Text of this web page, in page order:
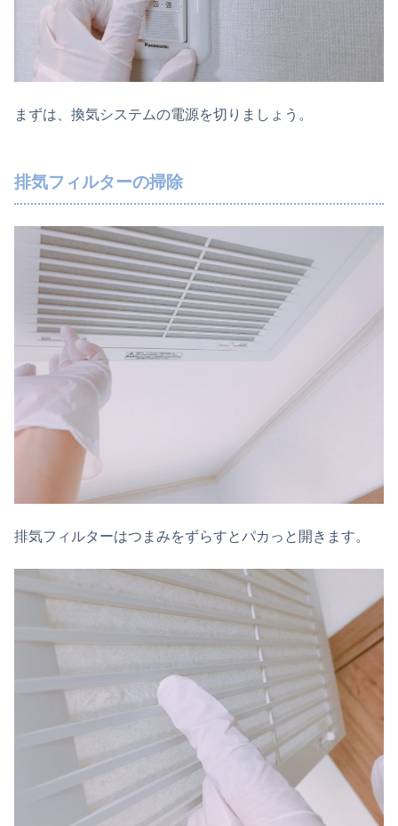
まずは、換気システムの電源を切りましょう。
排気フィルターの掃除
排気フィルターはつまみをずらすとパカっと開きます。